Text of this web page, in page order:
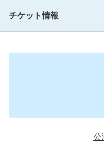
チケット情報
公